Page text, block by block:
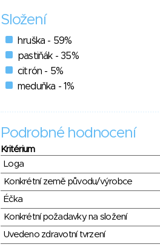
Složení
hruška - 59%
pastiňák - 35%
citrón - 5%
meduňka - 1%
Podrobné hodnocení
Kritérium
Loga
Konkrétní země původu/výrobce
Éčka
Konkrétní požadavky na složení
Uvedeno zdravotní tvrzení